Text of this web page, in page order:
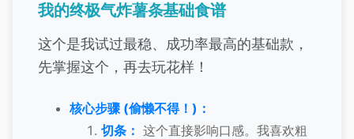
我的终极气炸薯条基础食谱
这个是我试过最稳、成功率最高的基础款，
先掌握这个，再去玩花样！
核心步骤 (偷懒不得！)：
切条： 这个直接影响口感。我喜欢粗